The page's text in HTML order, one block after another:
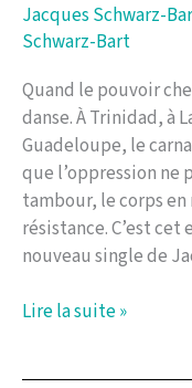
Jacques Schwarz-
Schwarz-Bart
Quand le pouvoir
danse. À Trinidad, à
Guadeloupe, le
que l’oppression ne
tambour, le corps
résistance. C’est
nouveau single de
Nouveau
Lire la suite »